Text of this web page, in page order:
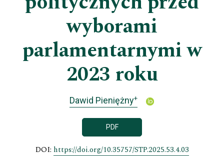
wyborami
parlamentarnymi w
2023 roku
Dawid Pieniężny+
PDF
DOI: https://doi.org/10.35757/STP.2025.53.4.03